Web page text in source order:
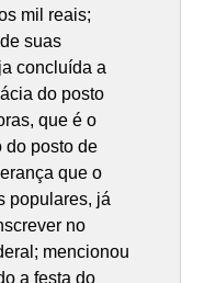
mil reais;
suas
concluída a
do posto
que é o
do posto de
que o
populares, já
no
mencionou
a festa do